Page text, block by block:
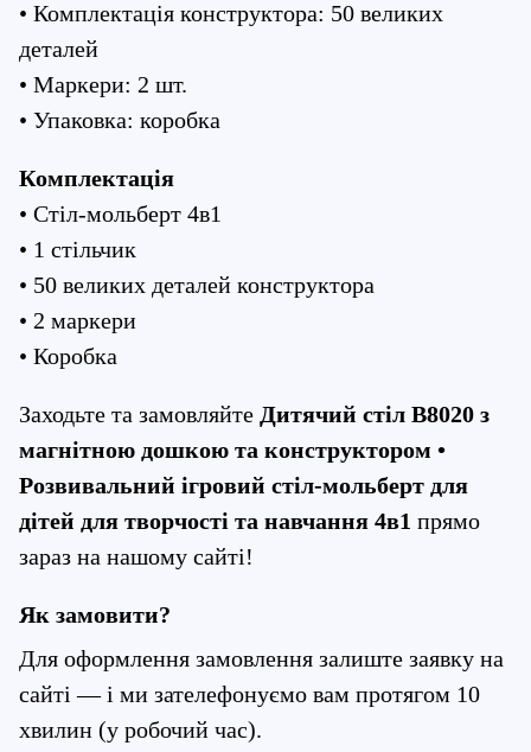
• Комплектація конструктора: 50 великих
деталей
• Маркери: 2 шт.
• Упаковка: коробка
Комплектація
• Стіл-мольберт 4в1
• 1 стільчик
• 50 великих деталей конструктора
• 2 маркери
• Коробка
Заходьте та замовляйте Дитячий стіл B8020 з
магнітною дошкою та конструктором •
Розвивальний ігровий стіл-мольберт для
дітей для творчості та навчання 4в1 прямо
зараз на нашому сайті!
Як замовити?
Для оформлення замовлення залиште заявку на
сайті — і ми зателефонуємо вам протягом 10
хвилин (у робочий час).